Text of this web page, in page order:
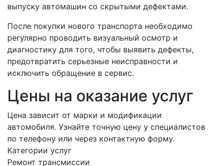
выпуску автомашин со скрытыми дефектами.
После покупки нового транспорта необходимо
регулярно проводить визуальный осмотр и
диагностику для того, чтобы выявить дефекты,
предотвратить серьезные неисправности и
исключить обращение в сервис.
Цены на оказание услуг
Цена зависит от марки и модификации
автомобиля. Узнайте точную цену у специалистов
по телефону или через контактную форму.
Категории услуг
Ремонт трансмиссии